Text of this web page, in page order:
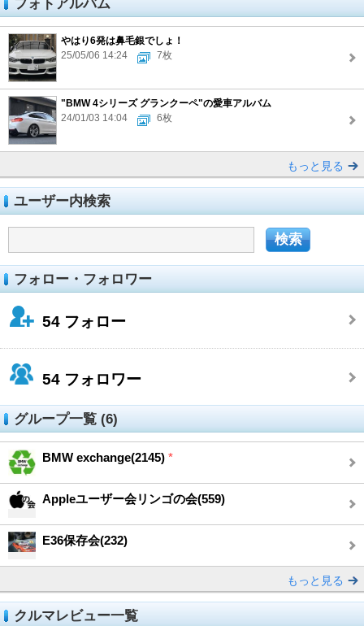
フォトアルバム
やはり6発は鼻毛銀でしょ！
25/05/06 14:24
7枚
"BMW 4シリーズ グランクーペ"の愛車アルバム
24/01/03 14:04
6枚
もっと見る
ユーザー内検索
フォロー・フォロワー
54 フォロー
54 フォロワー
グループ一覧 (6)
BMW exchange(2145) *
Appleユーザー会リンゴの会(559)
E36保存会(232)
もっと見る
クルマレビュー一覧